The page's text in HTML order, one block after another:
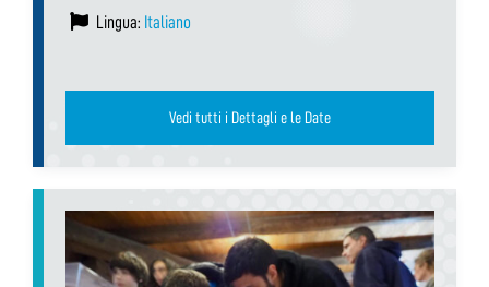
Lingua: Italiano
Vedi tutti i Dettagli e le Date